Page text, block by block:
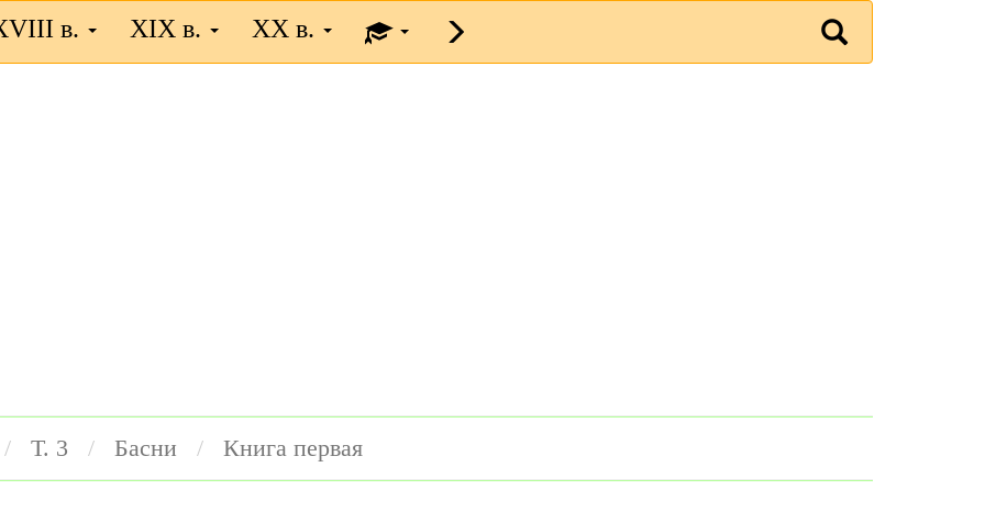
в. XIX в. XX в.
Т. 3 Басни Книга первая